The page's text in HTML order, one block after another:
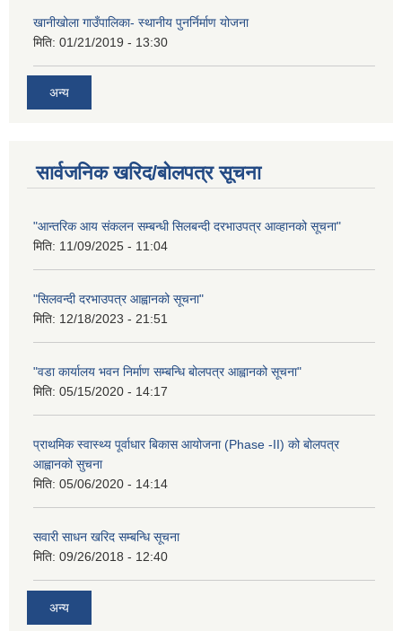
खानीखोला गाउँपालिका- स्थानीय पुनर्निर्माण योजना
मिति: 01/21/2019 - 13:30
अन्य
सार्वजनिक खरिद/बोलपत्र सूचना
"आन्तरिक आय संकलन सम्बन्धी सिलबन्दी दरभाउपत्र आव्हानको सूचना"
मिति: 11/09/2025 - 11:04
"सिलवन्दी दरभाउपत्र आह्वानको सूचना"
मिति: 12/18/2023 - 21:51
"वडा कार्यालय भवन निर्माण सम्बन्धि बोलपत्र आह्वानको सूचना"
मिति: 05/15/2020 - 14:17
प्राथमिक स्वास्थ्य पूर्वाधार बिकास आयोजना (Phase -II) को बोलपत्र
आह्वानको सुचना
मिति: 05/06/2020 - 14:14
सवारी साधन खरिद सम्बन्धि सूचना
मिति: 09/26/2018 - 12:40
अन्य